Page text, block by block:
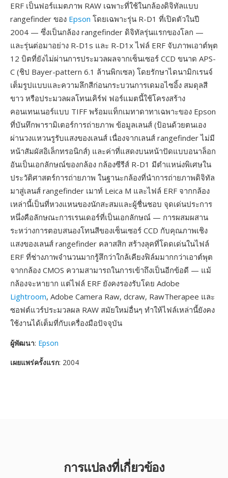
ERF เป็นฟอร์แมตภาพ RAW เฉพาะที่ใช้ในกล้องดิจิทัลแบบ
rangefinder ของ Epson โดยเฉพาะรุ่น R-D1 ที่เปิดตัวในปี
2004 — ซึ่งเป็นกล้อง rangefinder ดิจิทัลรุ่นแรกของโลก —
และรุ่นต่อมาอย่าง R-D1s และ R-D1x ไฟล์ ERF จับภาพเอาต์พุต
12 บิตที่ยังไม่ผ่านการประมวลผลจากเซ็นเซอร์ CCD ขนาด APS-
C (ชิป Bayer-pattern 6.1 ล้านพิกเซล) โดยรักษาไดนามิกเรนจ์
เต็มรูปแบบและความลึกสีก่อนกระบวนการเดมอไซอิ้ง สมดุลสี
ขาว หรือประมวลผลโทนเคิร์ฟ ฟอร์แมตนี้ใช้โครงสร้าง
คอนเทนเนอร์แบบ TIFF พร้อมแท็กเมทาดาทาเฉพาะของ Epson
ที่บันทึกพารามิเตอร์การถ่ายภาพ ข้อมูลเลนส์ (ป้อนด้วยตนเอง
ผ่านวงแหวนรูรับแสงของเลนส์ เนื่องจากเลนส์ rangefinder ไม่มี
หน้าสัมผัสอิเล็กทรอนิกส์) และค่าที่แสดงบนหน้าปัดแบบอนาล็อก
อันเป็นเอกลักษณ์ของกล้อง กล้องซีรีส์ R-D1 มีตำแหน่งพิเศษใน
ประวัติศาสตร์การถ่ายภาพ ในฐานะกล้องที่นำการถ่ายภาพดิจิทัล
มาสู่เลนส์ rangefinder เมาท์ Leica M และไฟล์ ERF จากกล้อง
เหล่านี้เป็นที่หวงแหนของนักสะสมและผู้ชื่นชอบ จุดเด่นประการ
หนึ่งคือลักษณะการเรนเดอร์ที่เป็นเอกลักษณ์ — การผสมผสาน
ระหว่างการตอบสนองโทนสีของเซ็นเซอร์ CCD กับคุณภาพเชิง
แสงของเลนส์ rangefinder คลาสสิก สร้างลุคที่โดดเด่นในไฟล์
ERF ที่ช่างภาพจำนวนมากรู้สึกว่าใกล้เคียงฟิล์มมากกว่าเอาต์พุต
จากกล้อง CMOS ความสามารถในการเข้าถึงเป็นอีกข้อดี — แม้
กล้องจะหายาก แต่ไฟล์ ERF ยังคงรองรับโดย Adobe
Lightroom, Adobe Camera Raw, dcraw, RawTherapee และ
ซอฟต์แวร์ประมวลผล RAW สมัยใหม่อื่นๆ ทำให้ไฟล์เหล่านี้ยังคง
ใช้งานได้เต็มที่กับเครื่องมือปัจจุบัน
ผู้พัฒนา: Epson
เผยแพร่ครั้งแรก: 2004
การแปลงที่เกี่ยวข้อง